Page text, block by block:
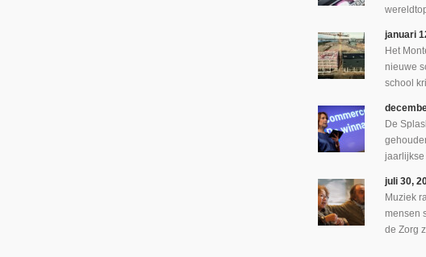
januari
Het
nieuwe
school
De
jaarlijkse
juli 30,
Muziek
mensen
de Zorg